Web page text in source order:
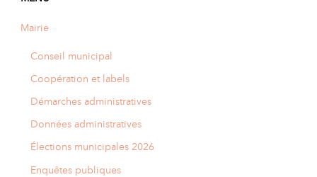
Mairie
Conseil municipal
Coopération et labels
Démarches administratives
Données administratives
Élections municipales 2026
Enquêtes publiques